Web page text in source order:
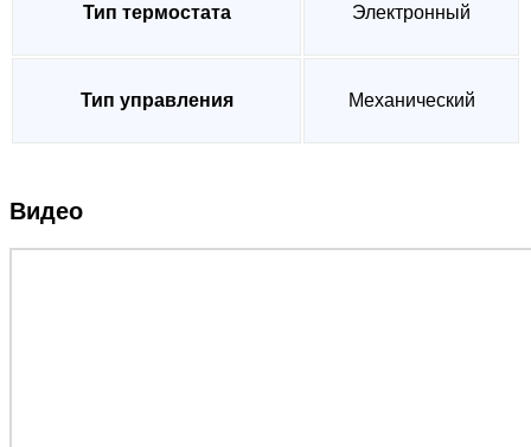
Тип термостата Электронный
Тип управления Механический
Видео